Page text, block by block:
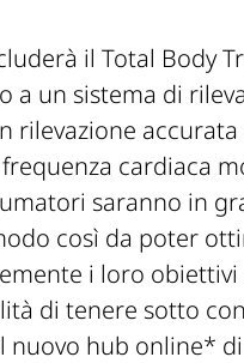
il Total Body
a un sistema di
rilevazione
cardiaca
saranno in
così da poter
i loro
di tenere sotto
nuovo hub online* di